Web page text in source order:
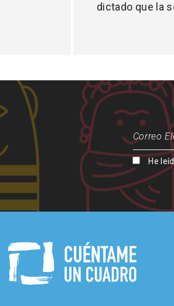
dictado que la
He